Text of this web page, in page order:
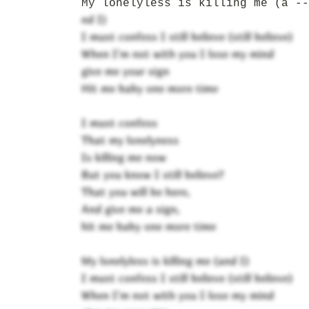
My lonelyless is killing me (a
nd I)
I must confess I still believe (still believe)
When I'm not with you I lose my mind
give me your sign
Hit me baby one more time
I must confess
That my lonelyness
Is killing me now
But you know I still believe?
That you will be here,
And give me a sign,
hit me baby one more time
My lonelyless is killing me (and I)
I must confess I still believe (still believe)
When I'm not with you I lose my mind